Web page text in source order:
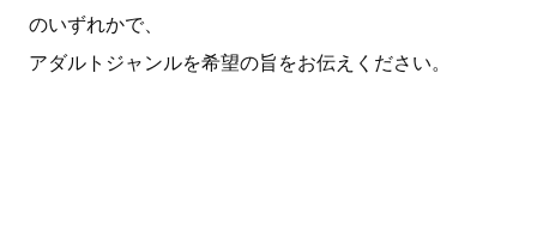
のいずれかで、
アダルトジャンルを希望の旨をお伝えください。